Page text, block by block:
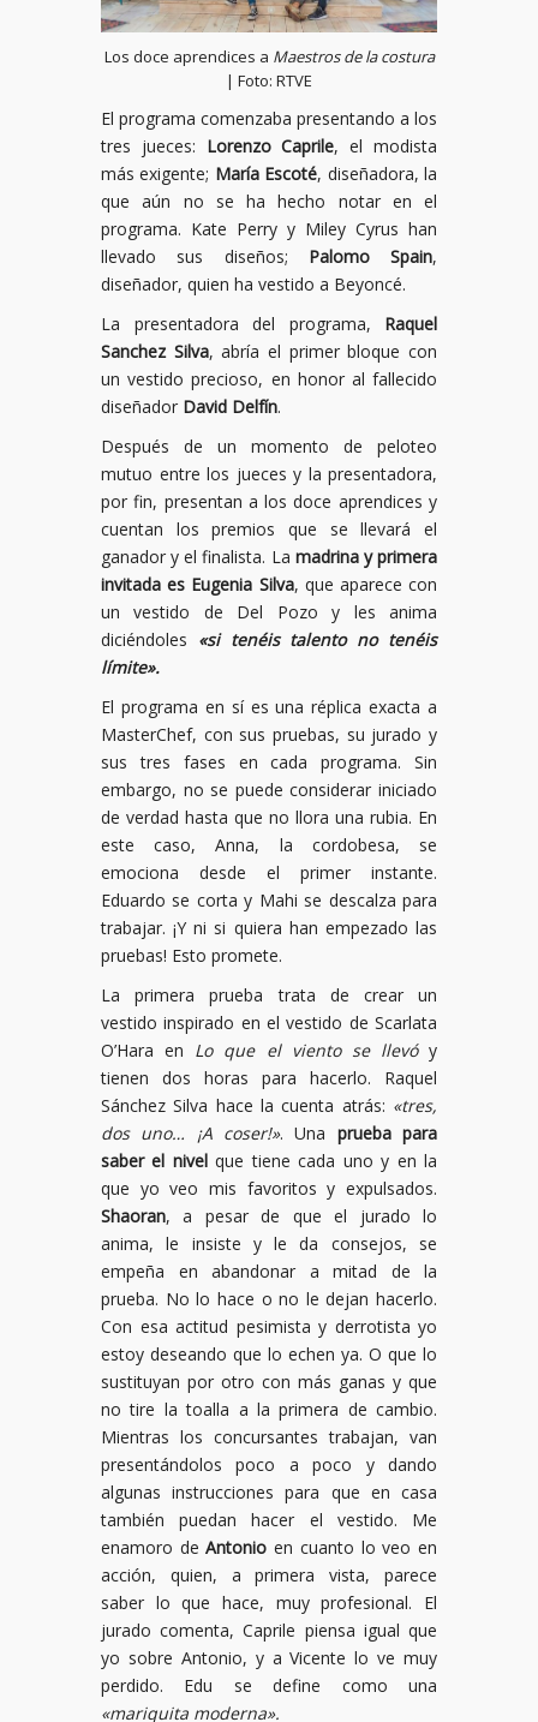
Los doce aprendices a Maestros de la costura
| Foto: RTVE
El programa comenzaba presentando a los
tres jueces: Lorenzo Caprile, el modista
más exigente; María Escoté, diseñadora, la
que aún no se ha hecho notar en el
programa. Kate Perry y Miley Cyrus han
llevado sus diseños; Palomo Spain,
diseñador, quien ha vestido a Beyoncé.
La presentadora del programa, Raquel
Sanchez Silva, abría el primer bloque con
un vestido precioso, en honor al fallecido
diseñador David Delfín.
Después de un momento de peloteo
mutuo entre los jueces y la presentadora,
por fin, presentan a los doce aprendices y
cuentan los premios que se llevará el
ganador y el finalista. La madrina y primera
invitada es Eugenia Silva, que aparece con
un vestido de Del Pozo y les anima
diciéndoles «si tenéis talento no tenéis
límite».
El programa en sí es una réplica exacta a
MasterChef, con sus pruebas, su jurado y
sus tres fases en cada programa. Sin
embargo, no se puede considerar iniciado
de verdad hasta que no llora una rubia. En
este caso, Anna, la cordobesa, se
emociona desde el primer instante.
Eduardo se corta y Mahi se descalza para
trabajar. ¡Y ni si quiera han empezado las
pruebas! Esto promete.
La primera prueba trata de crear un
vestido inspirado en el vestido de Scarlata
O’Hara en Lo que el viento se llevóy
tienen dos horas para hacerlo. Raquel
Sánchez Silva hace la cuenta atrás: «tres,
dos uno… ¡A coser!». Una prueba para
saber el nivelque tiene cada uno y en la
que yo veo mis favoritos y expulsados.
Shaoran, a pesar de que el jurado lo
anima, le insiste y le da consejos, se
empeña en abandonar a mitad de la
prueba. No lo hace o no le dejan hacerlo.
Con esa actitud pesimista y derrotista yo
estoy deseando que lo echen ya. O que lo
sustituyan por otro con más ganas y que
no tire la toalla a la primera de cambio.
Mientras los concursantes trabajan, van
presentándolos poco a poco y dando
algunas instrucciones para que en casa
también puedan hacer el vestido. Me
enamoro deAntonio en cuanto lo veo en
acción, quien, a primera vista, parece
saber lo que hace, muy profesional. El
jurado comenta, Caprile piensa igual que
yo sobre Antonio, y a Vicente lo ve muy
perdido. Edu se define como una
«mariquita moderna».